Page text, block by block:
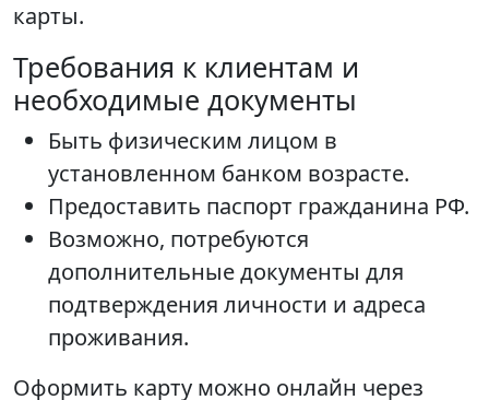
карты.
Требования к клиентам и
необходимые документы
Быть физическим лицом в
установленном банком возрасте.
Предоставить паспорт гражданина РФ.
Возможно, потребуются
дополнительные документы для
подтверждения личности и адреса
проживания.
Оформить карту можно онлайн через